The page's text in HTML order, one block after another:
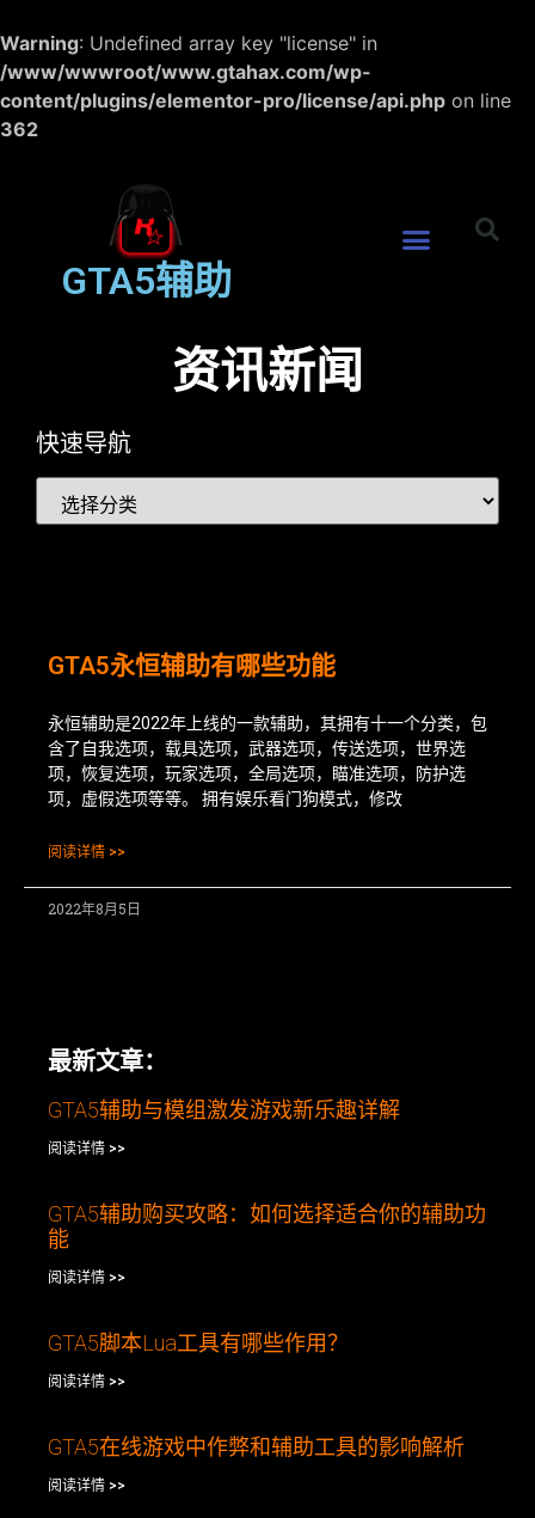
Warning: Undefined array key "license" in
/www/wwwroot/www.gtahax.com/wp-
content/plugins/elementor-pro/license/api.php on line
362
GTA5辅助
资讯新闻
快速导航
GTA5永恒辅助有哪些功能
永恒辅助是2022年上线的一款辅助，其拥有十一个分类，包
含了自我选项，载具选项，武器选项，传送选项，世界选
项，恢复选项，玩家选项，全局选项，瞄准选项，防护选
项，虚假选项等等。 拥有娱乐看门狗模式，修改
阅读详情 >>
2022年8月5日
最新文章：
GTA5辅助与模组激发游戏新乐趣详解
阅读详情 >>
GTA5辅助购买攻略：如何选择适合你的辅助功
能
阅读详情 >>
GTA5脚本Lua工具有哪些作用？
阅读详情 >>
GTA5在线游戏中作弊和辅助工具的影响解析
阅读详情 >>